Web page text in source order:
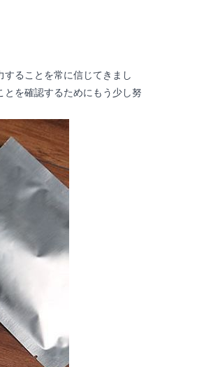
ることを常に信じてきまし
を確認するためにもう少し努